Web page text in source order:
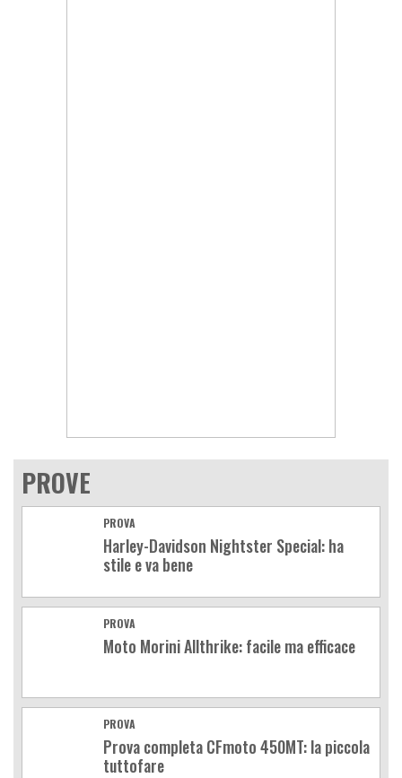
PROVE
PROVA
Harley-Davidson Nightster Special: ha
stile e va bene
PROVA
Moto Morini Allthrike: facile ma efficace
PROVA
Prova completa CFmoto 450MT: la piccola
tuttofare